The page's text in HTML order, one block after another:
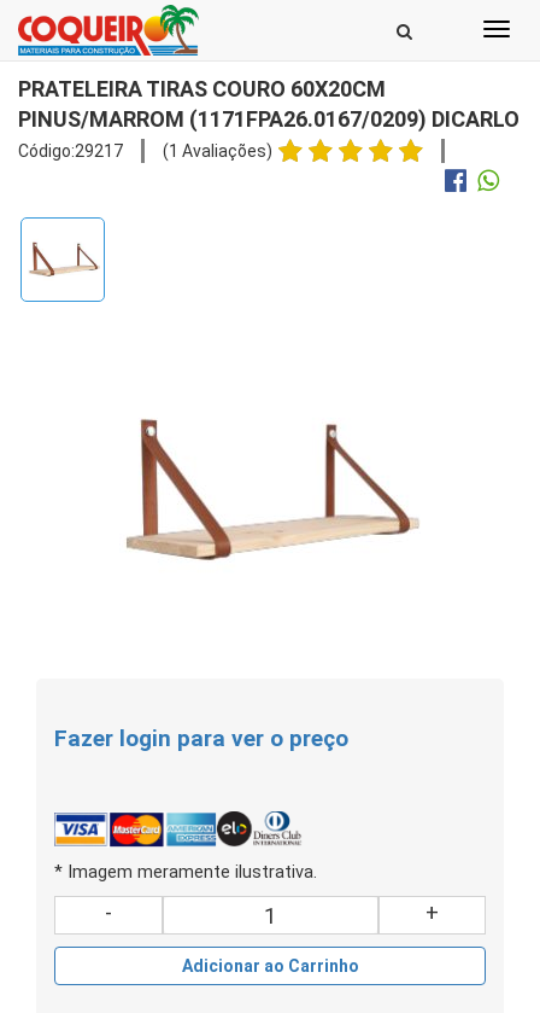
PRATELEIRA TIRAS COURO 60X20CM
PINUS/MARROM (1171FPA26.0167/0209) DICARLO
Código:29217 (1 Avaliações)
Fazer login para ver o preço
* Imagem meramente ilustrativa.
- +
Adicionar ao Carrinho